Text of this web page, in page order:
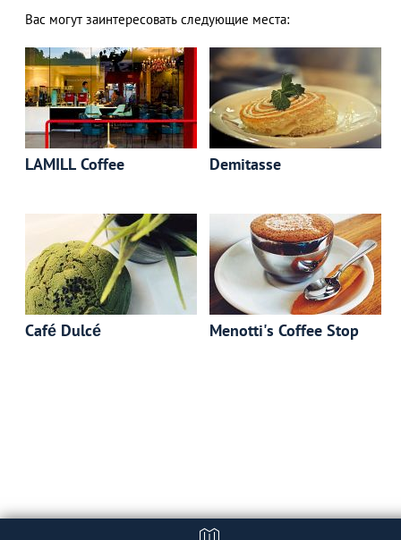
Вас могут заинтересовать следующие места:
LAMILL Coffee Demitasse
Café Dulcé Menotti's Coffee Stop